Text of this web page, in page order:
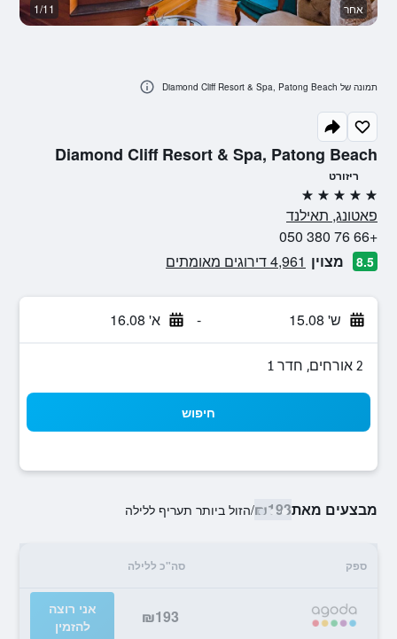
Diamond Cliff Resort & Spa, Patong Beach
ריזורט
5 כוכבים
פאטונג, תאילנד
+66 76 380 050
8.5 מצוין 4,961 דירוגים מאומתים
ש' 15.08 - א' 16.08
2 אורחים, חדר 1
חיפוש
מבצעים מאת₪193
/הזול ביותר תעריף ללילה
ספק סה"כ ללילה
₪193
אני רוצה
להזמין
אחר 1/11
תמונה של Diamond Cliff Resort & Spa, Patong Beach